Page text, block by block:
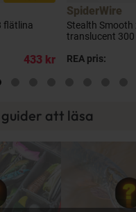
flätlina
433 kr
SpiderWire
Stealth
translucent 300
REA pris:
att läsa